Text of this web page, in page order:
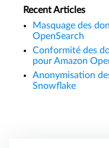
Recent Articles
Masquage des
OpenSearch
Conformité des
pour Amazon
Anonymisation
Snowflake